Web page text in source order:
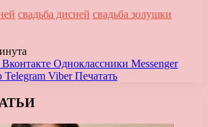
свадьба дисней свадьба золушки
Вконтакте Одноклассники Messenger
Telegram Viber Печатать